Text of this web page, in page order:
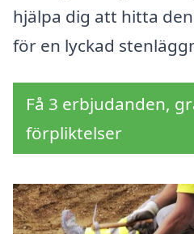
hjälpa dig att hitta
för en lyckad
Få 3 erbjudanden,
förpliktelser